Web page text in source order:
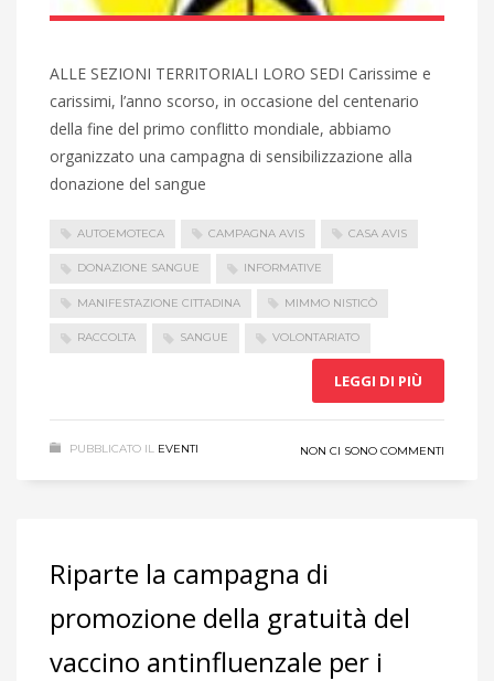
ALLE SEZIONI TERRITORIALI LORO SEDI Carissime e
carissimi, l’anno scorso, in occasione del centenario
della fine del primo conflitto mondiale, abbiamo
organizzato una campagna di sensibilizzazione alla
donazione del sangue
AUTOEMOTECA CAMPAGNA AVIS CASA AVIS
DONAZIONE SANGUE INFORMATIVE
MANIFESTAZIONE CITTADINA MIMMO NISTICÒ
RACCOLTA SANGUE VOLONTARIATO
LEGGI DI PIÙ
PUBBLICATO IL EVENTI NON CI SONO COMMENTI
Riparte la campagna di
promozione della gratuità del
vaccino antinfluenzale per i